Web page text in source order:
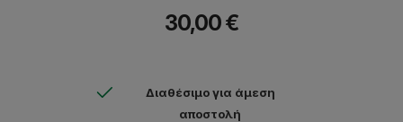
30,00 €
Διαθέσιμο για άμεση
αποστολή